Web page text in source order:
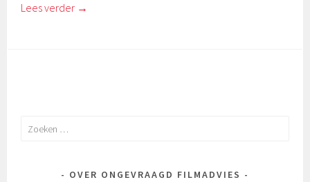
Lees verder →
Zoeken
OVER ONGEVRAAGD FILMADVIES